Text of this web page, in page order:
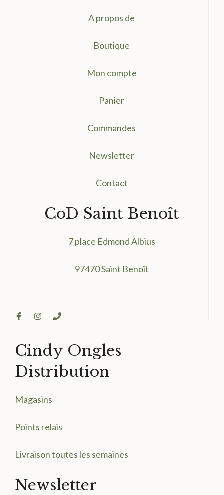
A propos de
Boutique
Mon compte
Panier
Commandes
Newsletter
Contact
CoD Saint Benoît
7 place Edmond Albius
97470 Saint Benoît
Cindy Ongles
Distribution
Magasins
Points relais
Livraison toutes les semaines
Newsletter